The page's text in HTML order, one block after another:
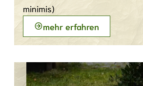
minimis)
mehr erfahren